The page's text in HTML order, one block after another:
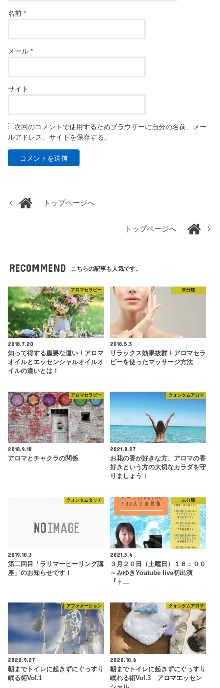
名前*
メール*
サイト
次回のコメントで使用するためブラウザーに自分の名前、メー
ルアドレス、サイトを保存する。
トップページへ
トップページへ
RECOMMEND こちらの記事も人気です。
アロマセラピー
2018.7.20
知って得する重要な違い！アロマ
オイルとエッセンシャルオイルオ
イルの違いとは！
未分類
2018.5.3
リラックス効果抜群！アロマセラ
ピーを使ったマッサージ方法
アロマセラピー
2018.9.18
アロマとチャクラの関係
クォンタムアロマ
2021.8.27
お花の香が好きな方、アロマの香
好きという方の大切なカラダを守
りましょう！
クォンタムタッチ
2019.10.3
第二回目「ラリマーヒーリング講
座」のお知らせです！
未分類
2021.3.4
３月２０日（土曜日）１６：００
～みゆきYoutube live初出演
『ト…
アファメーション
2020.9.27
朝までトイレに起きずにぐっすり
眠る術Vol.1
クォンタムアロマ
2020.10.6
朝までトイレに起きずにぐっすり
眠れる術Vol.3 アロマエッセン